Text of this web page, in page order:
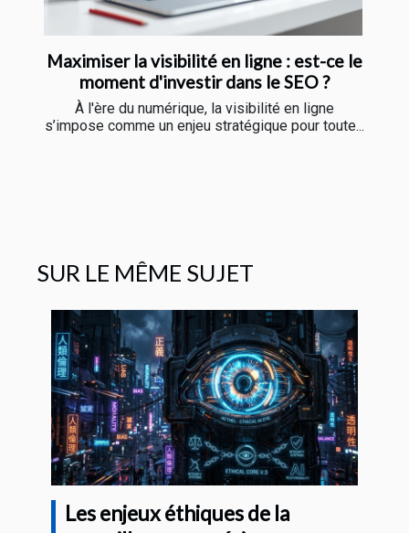
Maximiser la visibilité en ligne : est-ce le
moment d'investir dans le SEO ?
À l'ère du numérique, la visibilité en ligne
s’impose comme un enjeu stratégique pour toute...
SUR LE MÊME SUJET
Les enjeux éthiques de la